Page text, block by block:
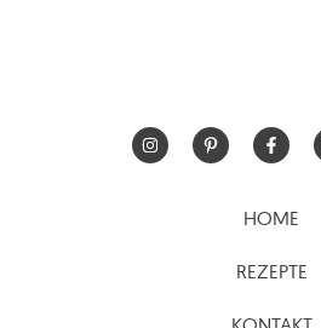
HOME
REZEPTE